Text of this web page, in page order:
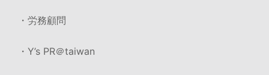
・労務顧問
・Y’s PR＠taiwan